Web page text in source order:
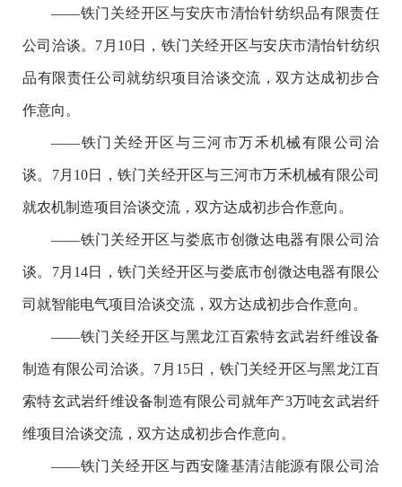
——铁门关经开区与安庆市清怡针纺织品有限责任
公司洽谈。7月10日，铁门关经开区与安庆市清怡针纺织
品有限责任公司就纺织项目洽谈交流，双方达成初步合
作意向。
——铁门关经开区与三河市万禾机械有限公司洽
谈。7月10日，铁门关经开区与三河市万禾机械有限公司
就农机制造项目洽谈交流，双方达成初步合作意向。
——铁门关经开区与娄底市创微达电器有限公司洽
谈。7月14日，铁门关经开区与娄底市创微达电器有限公
司就智能电气项目洽谈交流，双方达成初步合作意向。
——铁门关经开区与黑龙江百索特玄武岩纤维设备
制造有限公司洽谈。7月15日，铁门关经开区与黑龙江百
索特玄武岩纤维设备制造有限公司就年产3万吨玄武岩纤
维项目洽谈交流，双方达成初步合作意向。
——铁门关经开区与西安隆基清洁能源有限公司洽